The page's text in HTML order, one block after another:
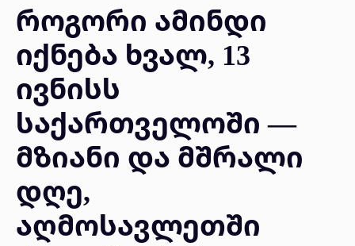
როგორი ამინდი
იქნება ხვალ, 13
ივნისს
საქართველოში —
მზიანი და მშრალი
დღე,
აღმოსავლეთში